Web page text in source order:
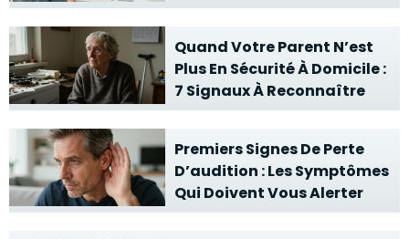
Quand Votre Parent N’est
Plus En Sécurité À Domicile :
7 Signaux À Reconnaître
Premiers Signes De Perte
D’audition : Les Symptômes
Qui Doivent Vous Alerter